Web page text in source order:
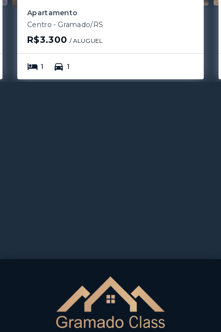
Apartamento
Centro - Gramado/RS
R$3.300 / ALUGUEL
1 1